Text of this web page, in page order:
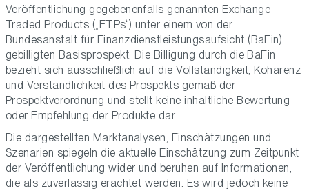
Veröffentlichung gegebenenfalls genannten Exchange
Traded Products („ETPs“) unter einem von der
Bundesanstalt für Finanzdienstleistungsaufsicht (BaFin)
gebilligten Basisprospekt. Die Billigung durch die BaFin
bezieht sich ausschließlich auf die Vollständigkeit, Kohärenz
und Verständlichkeit des Prospekts gemäß der
Prospektverordnung und stellt keine inhaltliche Bewertung
oder Empfehlung der Produkte dar.
Die dargestellten Marktanalysen, Einschätzungen und
Szenarien spiegeln die aktuelle Einschätzung zum Zeitpunkt
der Veröffentlichung wider und beruhen auf Informationen,
die als zuverlässig erachtet werden. Es wird jedoch keine